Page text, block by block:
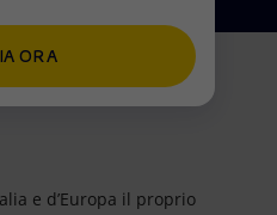
e d’Europa il proprio
ORA